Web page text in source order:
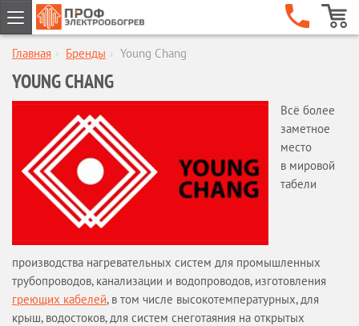
ГЛАВНАЯ
КОМПАНИЯ
О компании
Наши клиенты
Сертификаты
Гарантии
Сервисное обслуживание
Бренды
Статьи
Предложение партнерам
Главная › Бренды › Young Chang
YOUNG CHANG
Всё более
заметное
место
в мировой
табели
производства нагревательных систем для промышленных
трубопроводов, канализации и водопроводов, изготовления
греющих кабелей, в том числе высокотемпературных, для
крыш, водостоков, для систем снеготаяния на открытых